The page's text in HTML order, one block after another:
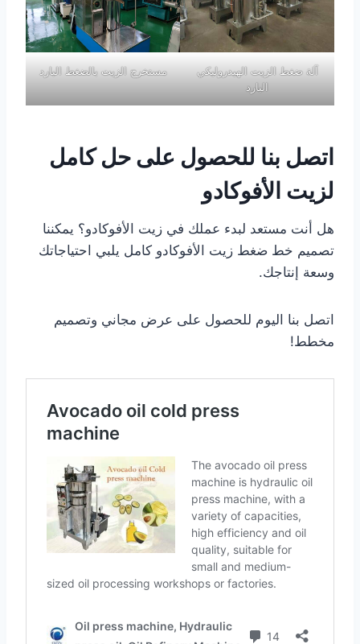
آلة ضغط الزيت الهيدروليكي
البارد
مستخرج الزيت بالضغط البارد
اتصل بنا للحصول على حل كامل
لزيت الأفوكادو
هل أنت مستعد لبدء عملك في زيت الأفوكادو؟ يمكننا
تصميم خط ضغط زيت الأفوكادو كامل يلبي احتياجاتك
وسعة إنتاجك.
اتصل بنا اليوم للحصول على عرض مجاني وتصميم
مخطط!